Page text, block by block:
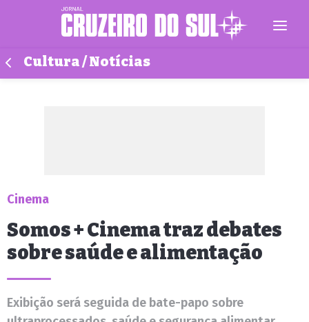
Cultura / Notícias
Cinema
Somos + Cinema traz debates
sobre saúde e alimentação
Exibição será seguida de bate-papo sobre